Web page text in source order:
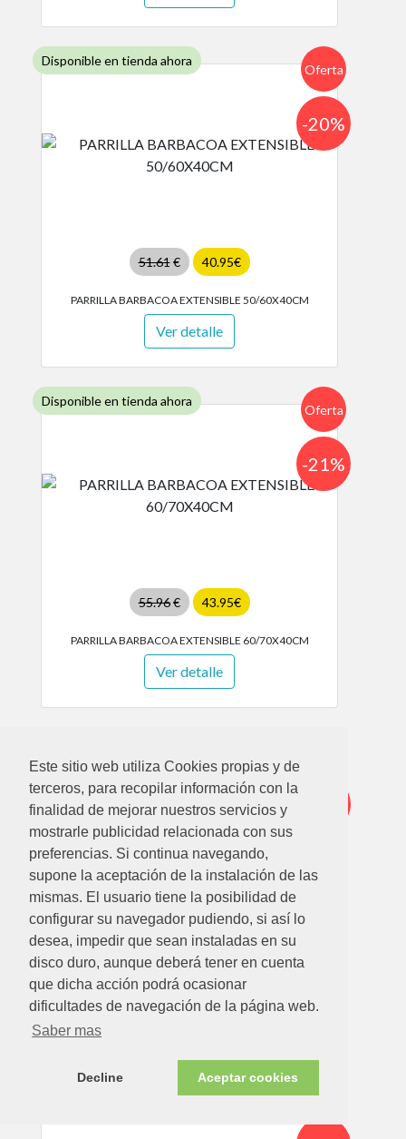
Este sitio web utiliza Cookies propias y de
terceros, para recopilar información con la
finalidad de mejorar nuestros servicios y
mostrarle publicidad relacionada con sus
preferencias. Si continua navegando,
supone la aceptación de la instalación de las
mismas. El usuario tiene la posibilidad de
configurar su navegador pudiendo, si así lo
desea, impedir que sean instaladas en su
disco duro, aunque deberá tener en cuenta
que dicha acción podrá ocasionar
dificultades de navegación de la página web.
Saber mas
Decline Aceptar cookies
Disponible en tienda ahora
Oferta
51.61€ 40.95€
-20%
PARRILLA BARBACOA EXTENSIBLE 50/60X40CM
Ver detalle
Disponible en tienda ahora
Oferta
55.96€ 43.95€
-21%
PARRILLA BARBACOA EXTENSIBLE 60/70X40CM
Ver detalle
62.62€ 49.95€
PARRILLA BARBACOA EXTENSIBLE 70/80X40CM
Ver detalle
Disponible en tienda ahora